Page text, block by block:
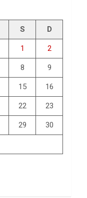
S D
1 2
8 9
15 16
22 23
29 30